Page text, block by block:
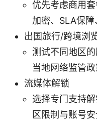
优先考虑商用
加密、SLA保障
出国旅行/跨境浏
测试不同地区
当地网络监管政
流媒体解锁
选择专门支持
区限制与账号安